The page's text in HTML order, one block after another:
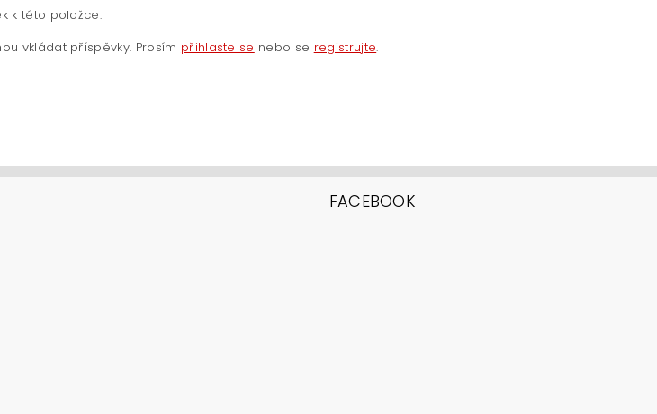
k této položce.
vkládat příspěvky. Prosím přihlaste se nebo se registrujte.
FACEBOOK